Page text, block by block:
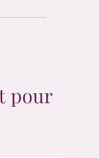
pour